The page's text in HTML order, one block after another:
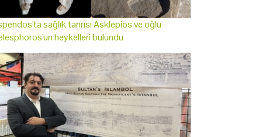
sağlık tanrısı Asklepios ve oğlu
heykelleri bulundu